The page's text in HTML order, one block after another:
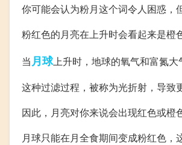
你可能会认为粉月这个词令人困惑，
粉红色的月亮在上升时会看起来是橙
当月球上升时，地球的氧气和富氮大
这种过滤过程，被称为光折射，导致
因此，月亮对你来说会出现红色或橙色
月球只能在月全食期间变成粉红色，